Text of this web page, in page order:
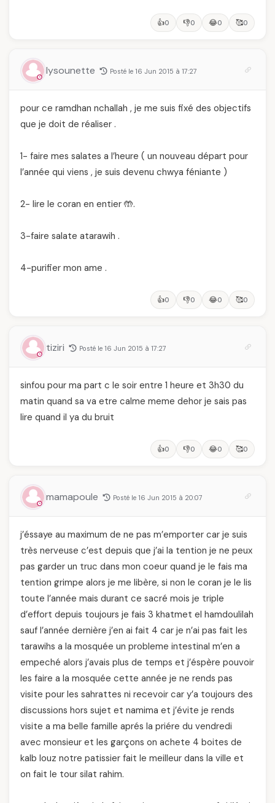
👍0 👎0 😂0 🥰0
lysounette Posté le 16 Jun 2015 à 17:27
pour ce ramdhan nchallah , je me suis fixé des objectifs
que je doit de réaliser .
1- faire mes salates a l’heure ( un nouveau départ pour
l’année qui viens , je suis devenu chwya féniante )
2- lire le coran en entier 🤲.
3-faire salate atarawih .
4-purifier mon ame .
👍0 👎0 😂0 🥰0
tiziri Posté le 16 Jun 2015 à 17:27
sinfou pour ma part c le soir entre 1 heure et 3h30 du
matin quand sa va etre calme meme dehor je sais pas
lire quand il ya du bruit
👍0 👎0 😂0 🥰0
mamapoule Posté le 16 Jun 2015 à 20:07
j’éssaye au maximum de ne pas m’emporter car je suis
très nerveuse c’est depuis que j’ai la tention je ne peux
pas garder un truc dans mon coeur quand je le fais ma
tention grimpe alors je me libère, si non le coran je le lis
toute l’année mais durant ce sacré mois je triple
d’effort depuis toujours je fais 3 khatmet el hamdoulilah
sauf l’année dernière j’en ai fait 4 car je n’ai pas fait les
tarawihs a la mosquée un probleme intestinal m’en a
empeché alors j’avais plus de temps et j’éspère pouvoir
les faire a la mosquée cette année je ne rends pas
visite pour les sahrattes ni recevoir car y’a toujours des
discussions hors sujet et namima et j’évite je rends
visite a ma belle famille aprés la priére du vendredi
avec monsieur et les garçons on achete 4 boites de
kalb louz notre patissier fait le meilleur dans la ville et
on fait le tour silat rahim.